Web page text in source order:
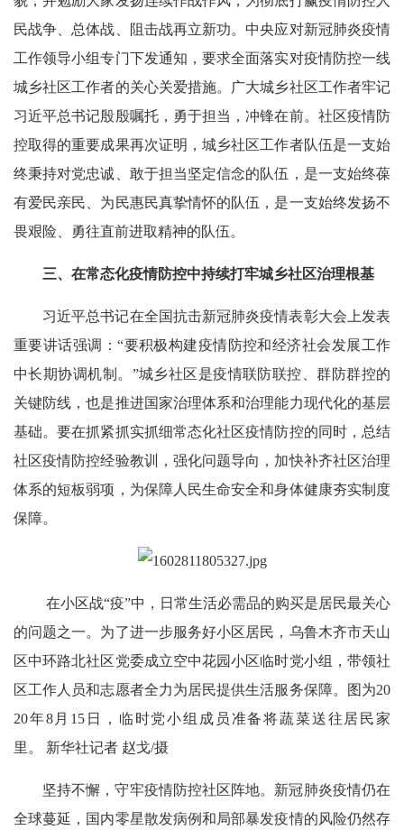
民战争、总体战、阻击战再立新功。中央应对新冠肺炎疫情
工作领导小组专门下发通知，要求全面落实对疫情防控一线
城乡社区工作者的关心关爱措施。广大城乡社区工作者牢记
习近平总书记殷殷嘱托，勇于担当，冲锋在前。社区疫情防
控取得的重要成果再次证明，城乡社区工作者队伍是一支始
终秉持对党忠诚、敢于担当坚定信念的队伍，是一支始终葆
有爱民亲民、为民惠民真挚情怀的队伍，是一支始终发扬不
畏艰险、勇往直前进取精神的队伍。
三、在常态化疫情防控中持续打牢城乡社区治理根基
习近平总书记在全国抗击新冠肺炎疫情表彰大会上发表
重要讲话强调：“要积极构建疫情防控和经济社会发展工作
中长期协调机制。”城乡社区是疫情联防联控、群防群控的
关键防线，也是推进国家治理体系和治理能力现代化的基层
基础。要在抓紧抓实抓细常态化社区疫情防控的同时，总结
社区疫情防控经验教训，强化问题导向，加快补齐社区治理
体系的短板弱项，为保障人民生命安全和身体健康夯实制度
保障。
在小区战“疫”中，日常生活必需品的购买是居民最关心
的问题之一。为了进一步服务好小区居民，乌鲁木齐市天山
区中环路北社区党委成立空中花园小区临时党小组，带领社
区工作人员和志愿者全力为居民提供生活服务保障。图为20
20年8月15日，临时党小组成员准备将蔬菜送往居民家
里。 新华社记者 赵戈/摄
坚持不懈，守牢疫情防控社区阵地。新冠肺炎疫情仍在
全球蔓延，国内零星散发病例和局部暴发疫情的风险仍然存